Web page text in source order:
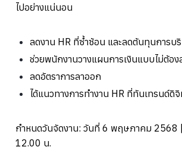
ไปอย่างแน่นอน
ลดงาน HR ที่ซ้ำซ้อน และลดต้นทุนการบริ
ช่วยพนักงานวางแผนการเงินแบบไม่ต้อ
ลดอัตราการลาออก
ได้แนวทางการทำงาน HR ที่ทันเทรนด์ดิ
กำหนดวันจัดงาน: วันที่ 6 พฤษภาคม 2568
12.00 น.